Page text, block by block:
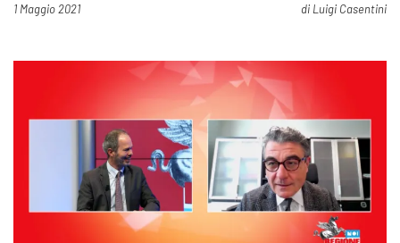
Pubblicato il
1 Maggio 2021 di Luigi Casentini